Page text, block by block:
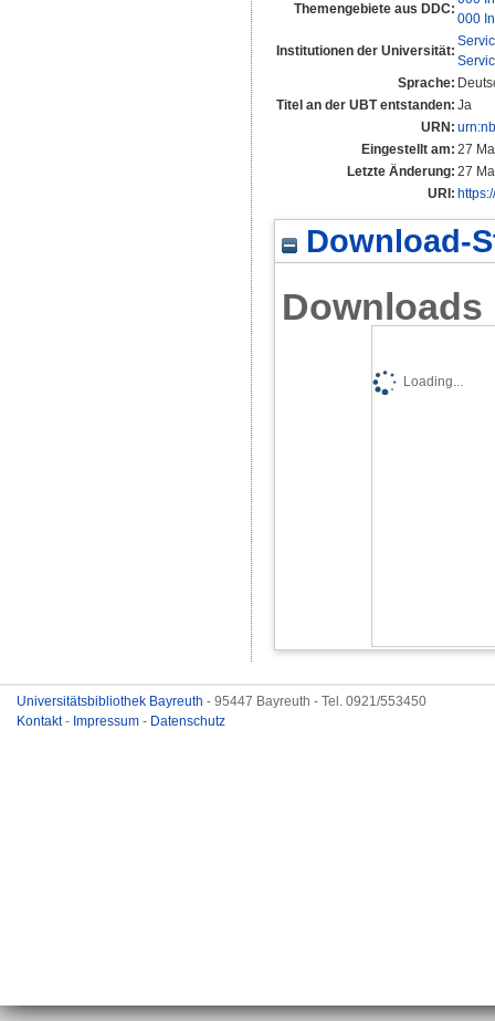
Themengebiete aus DDC:
000
Institutionen der Universität:
Sprache:
Titel an der UBT entstanden: Ja
URN:
Eingestellt am: 27
Letzte Änderung: 27
URI:
Download-
Downloads
Loading...
Universitätsbibliothek Bayreuth - 95447 Bayreuth - Tel. 0921/553450
Kontakt- Impressum - Datenschutz